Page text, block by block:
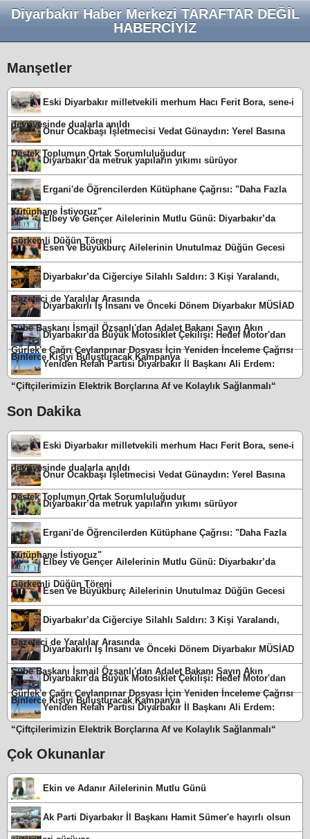
Diyarbakır Haber Merkezi TARAFTAR DEĞİL
HABERCİYİZ
Manşetler
Eski Diyarbakır milletvekili merhum Hacı Ferit Bora, sene-i
devriyesinde dualarla anıldı
Onur Ocakbaşı İşletmecisi Vedat Günaydın: Yerel Basına
Destek Toplumun Ortak Sorumluluğudur
Diyarbakır’da metruk yapıların yıkımı sürüyor
Ergani'de Öğrencilerden Kütüphane Çağrısı: "Daha Fazla
Kütüphane İstiyoruz"
Elbey ve Gençer Ailelerinin Mutlu Günü: Diyarbakır’da
Görkemli Düğün Töreni
Esen ve Büyükburç Ailelerinin Unutulmaz Düğün Gecesi
Diyarbakır’da Ciğerciye Silahlı Saldırı: 3 Kişi Yaralandı,
Gazeteci de Yaralılar Arasında
Diyarbakırlı İş İnsanı ve Önceki Dönem Diyarbakır MÜSİAD
Şube Başkanı İsmail Özşanlı'dan Adalet Bakanı Sayın Akın
Gürlek'e Çağrı Ceylanpınar Dosyası İçin Yeniden İnceleme Çağrısı
Diyarbakır'da Büyük Motosiklet Çekilişi: Hedef Motor'dan
Binlerce Kişiyi Buluşturacak Kampanya
Yeniden Refah Partisi Diyarbakır İl Başkanı Ali Erdem:
“Çiftçilerimizin Elektrik Borçlarına Af ve Kolaylık Sağlanmalı“
Son Dakika
Eski Diyarbakır milletvekili merhum Hacı Ferit Bora, sene-i
devriyesinde dualarla anıldı
Onur Ocakbaşı İşletmecisi Vedat Günaydın: Yerel Basına
Destek Toplumun Ortak Sorumluluğudur
Diyarbakır’da metruk yapıların yıkımı sürüyor
Ergani'de Öğrencilerden Kütüphane Çağrısı: "Daha Fazla
Kütüphane İstiyoruz"
Elbey ve Gençer Ailelerinin Mutlu Günü: Diyarbakır’da
Görkemli Düğün Töreni
Esen ve Büyükburç Ailelerinin Unutulmaz Düğün Gecesi
Diyarbakır’da Ciğerciye Silahlı Saldırı: 3 Kişi Yaralandı,
Gazeteci de Yaralılar Arasında
Diyarbakırlı İş İnsanı ve Önceki Dönem Diyarbakır MÜSİAD
Şube Başkanı İsmail Özşanlı'dan Adalet Bakanı Sayın Akın
Gürlek'e Çağrı Ceylanpınar Dosyası İçin Yeniden İnceleme Çağrısı
Diyarbakır'da Büyük Motosiklet Çekilişi: Hedef Motor'dan
Binlerce Kişiyi Buluşturacak Kampanya
Yeniden Refah Partisi Diyarbakır İl Başkanı Ali Erdem:
“Çiftçilerimizin Elektrik Borçlarına Af ve Kolaylık Sağlanmalı“
Çok Okunanlar
Ekin ve Adanır Ailelerinin Mutlu Günü
Ak Parti Diyarbakır İl Başkanı Hamit Sümer'e hayırlı olsun